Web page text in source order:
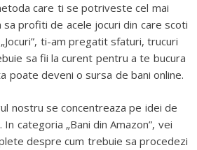
care ti se potriveste cel mai
profiti de acele jocuri din care scoti
ti-am pregatit sfaturi, trucuri
sa fii la curent pentru a te bucura
poate deveni o sursa de bani online.
nostru se concentreaza pe idei de
categoria „Bani din Amazon”, vei
despre cum trebuie sa procedezi